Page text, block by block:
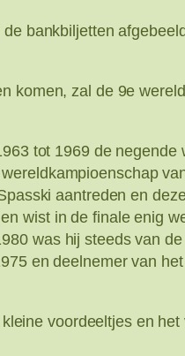
bankbiljetten
komen, zal de 9e
tot 1969 de negende
aantreden en
wist in de finale enig
was hij steeds van
en deelnemer van
voordeeltjes en het